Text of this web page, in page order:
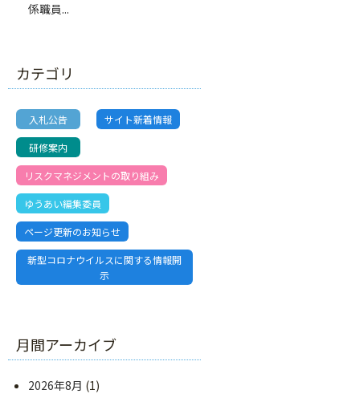
係職員...
カテゴリ
入札公告 サイト新着情報
研修案内
リスクマネジメントの取り組み
ゆうあい編集委員
ページ更新のお知らせ
新型コロナウイルスに関する情報開
示
月間アーカイブ
2026年8月 (1)